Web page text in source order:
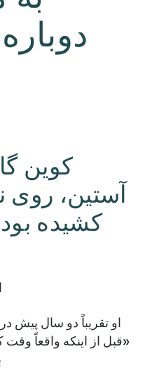
کوین
آستین، روی
کشیده
او تقریباً دو سال
«قبل از اینکه واقعاً